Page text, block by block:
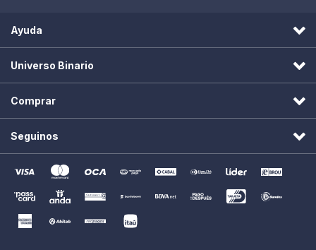
Ayuda
Universo Binario
Comprar
Seguinos